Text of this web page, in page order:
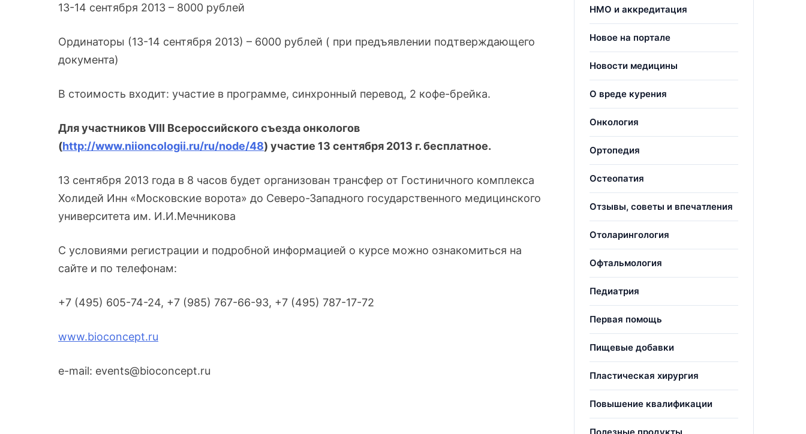
13-14 сентября 2013 – 8000 рублей
Ординаторы (13-14 сентября 2013) – 6000 рублей ( при предъявлении подтверждающего
документа)
В стоимость входит: участие в программе, синхронный перевод, 2 кофе-брейка.
Для участников VIII Всероссийского съезда онкологов
(http://www.niioncologii.ru/ru/node/48) участие 13 сентября 2013 г. бесплатное.
13 сентября 2013 года в 8 часов будет организован трансфер от Гостиничного комплекса
Холидей Инн «Московские ворота» до Северо-Западного государственного медицинского
университета им. И.И.Мечникова
С условиями регистрации и подробной информацией о курсе можно ознакомиться на
сайте и по телефонам:
+7 (495) 605-74-24, +7 (985) 767-66-93, +7 (495) 787-17-72
www.bioconcept.ru
e-mail: events@bioconcept.ru
НМО и аккредитация
Новое на портале
Новости медицины
О вреде курения
Онкология
Ортопедия
Остеопатия
Отзывы, советы и впечатления
Отоларингология
Офтальмология
Педиатрия
Первая помощь
Пищевые добавки
Пластическая хирургия
Повышение квалификации